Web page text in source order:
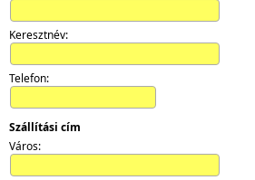
Keresztnév:
Telefon:
Szállítási cím
Város: